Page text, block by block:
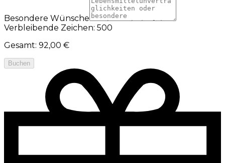
Besondere Wünsche
Verbleibende Zeichen: 500
Gesamt: 92,00 €
Buchen